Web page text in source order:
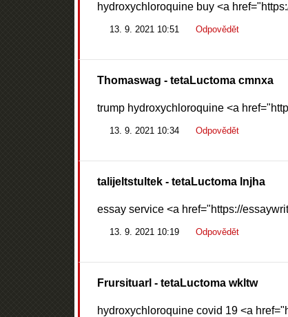
hydroxychloroquine buy <a
13. 9. 2021 10:51 Odpovědět
Thomaswag - tetaLuctoma cmnxa
trump hydroxychloroquine <a
13. 9. 2021 10:34 Odpovědět
talijeltstultek- tetaLuctoma lnjha
essay service <a href="https://
13. 9. 2021 10:19 Odpovědět
Frursituarl - tetaLuctoma wkltw
hydroxychloroquine covid 19 <a